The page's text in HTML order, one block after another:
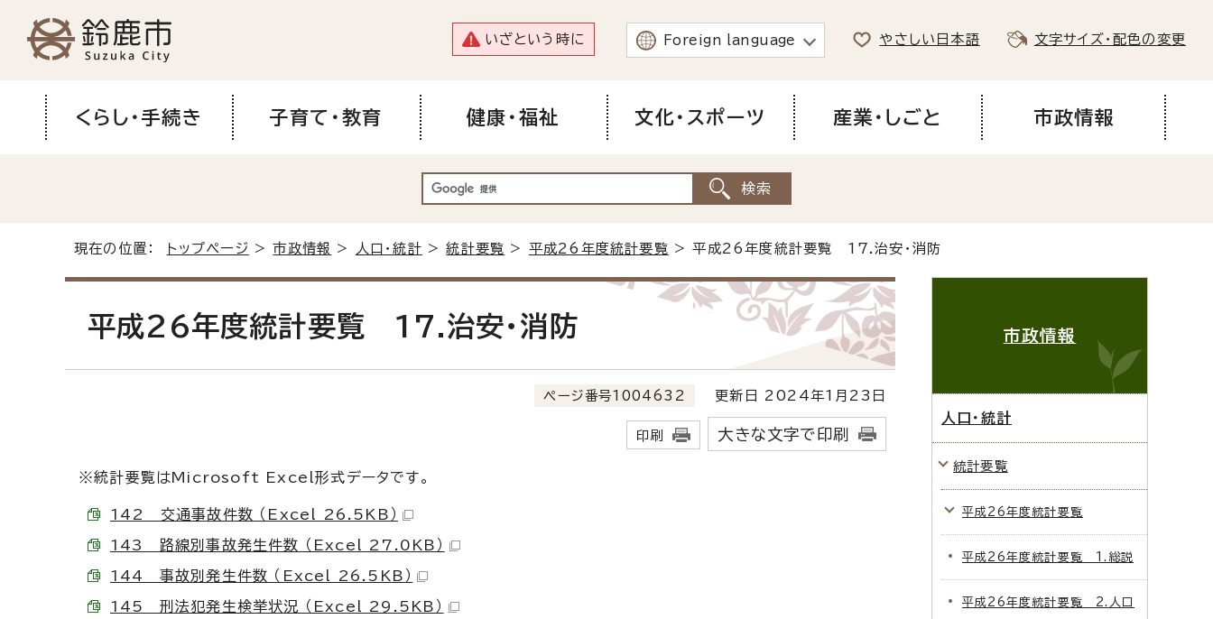
いざという時に Foreign language やさしい日本語 文字サイズ・配色の変更
くらし・手続き 子育て・教育 健康・福祉 文化・スポーツ 産業・しごと 市政情報
現在の位置： トップページ >市政情報 > 人口・統計 >統計要覧 > 平成26年度統計要覧 > 平成26年度統計要覧 17.治安・消防
平成26年度統計要覧 17.治安・消防
ページ番号1004632 更新日 2024年1月23日
印刷 大きな文字で印刷
※統計要覧はMicrosoft Excel形式データです。
142 交通事故件数 （Excel 26.5KB）
143 路線別事故発生件数 （Excel 27.0KB）
144 事故別発生件数 （Excel 26.5KB）
145 刑法犯発生検挙状況 （Excel 29.5KB）
市政情報
人口・統計
統計要覧
平成26年度統計要覧
平成26年度統計要覧 1.総説
平成26年度統計要覧 2.人口